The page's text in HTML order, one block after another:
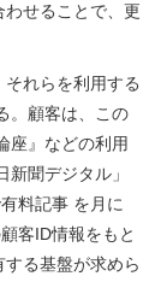
せることで、更
れらを利用する
。顧客は、この
座』などの利用
聞デジタル」
料記事 を月に
客ID情報をもと
る基盤が求めら